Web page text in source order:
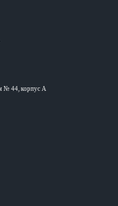
№ 44, корпус А